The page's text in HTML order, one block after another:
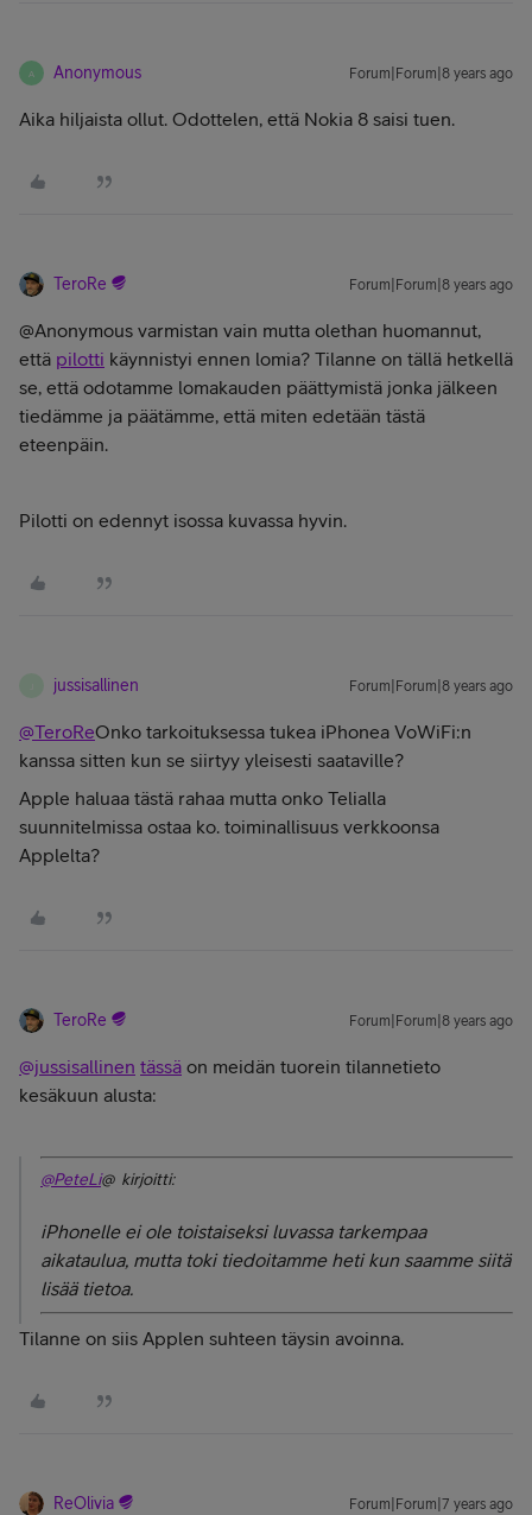
A Anonymous Forum|Forum|8 years ago
Aika hiljaista ollut. Odottelen, että Nokia 8 saisi tuen.
TeroRe Forum|Forum|8 years ago
@Anonymous varmistan vain mutta olethan huomannut,
että pilotti käynnistyi ennen lomia? Tilanne on tällä hetkellä
se, että odotamme lomakauden päättymistä jonka jälkeen
tiedämme ja päätämme, että miten edetään tästä
eteenpäin.
Pilotti on edennyt isossa kuvassa hyvin.
jussisallinen Forum|Forum|8 years ago
@TeroReOnko tarkoituksessa tukea iPhonea VoWiFi:n
kanssa sitten kun se siirtyy yleisesti saataville?
Apple haluaa tästä rahaa mutta onko Telialla
suunnitelmissa ostaa ko. toiminallisuus verkkoonsa
Applelta?
TeroRe Forum|Forum|8 years ago
@jussisallinen tässä on meidän tuorein tilannetieto
kesäkuun alusta:
@PeteLi@ kirjoitti:
iPhonelle ei ole toistaiseksi luvassa tarkempaa
aikataulua, mutta toki tiedoitamme heti kun saamme siitä
lisää tietoa.
Tilanne on siis Applen suhteen täysin avoinna.
ReOlivia Forum|Forum|7 years ago